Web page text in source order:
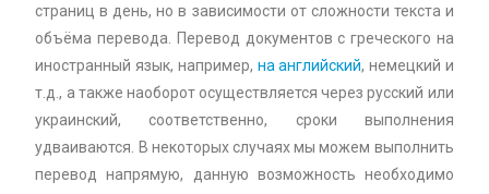
страниц в день, но в зависимости от сложности текста и
объёма перевода. Перевод документов с греческого на
иностранный язык, например, на английский, немецкий и
т.д., а также наоборот осуществляется через русский или
украинский, соответственно, сроки выполнения
удваиваются. В некоторых случаях мы можем выполнить
перевод напрямую, данную возможность необходимо